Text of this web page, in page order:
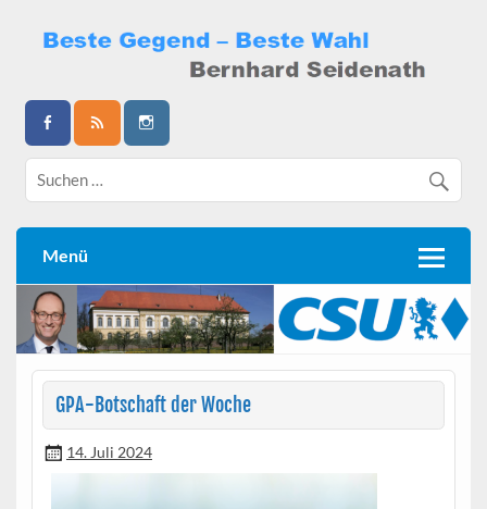
content
Bernhard Seidenath
Menü
GPA-Botschaft der Woche
14. Juli 2024